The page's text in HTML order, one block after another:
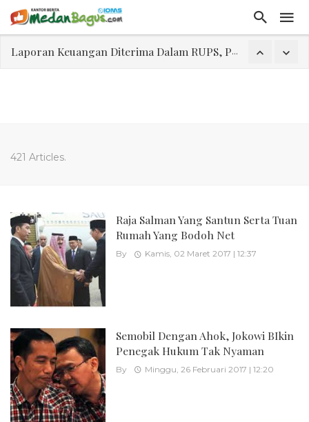
Laporan Keuangan Diterima Dalam RUPS, Pelaporan Hingga Penahanan Mantan Direktur PT GKS Dinilai Rancu
421 Articles.
Raja Salman Yang Santun Serta Tuan
Rumah Yang Bodoh Net
By Kamis, 02 Maret 2017 | 12:37
Semobil Dengan Ahok, Jokowi BIkin
Penegak Hukum Tak Nyaman
By Minggu, 26 Februari 2017 | 12:20